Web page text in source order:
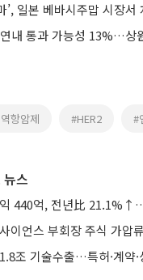
’, 일본 베바시주맙 시장서
내 통과 가능성 13%…상
항암제 #HER2 #
스
440억, 전년比
이언스 부회장 주식 가압류
조 기술수출…특허·계약·